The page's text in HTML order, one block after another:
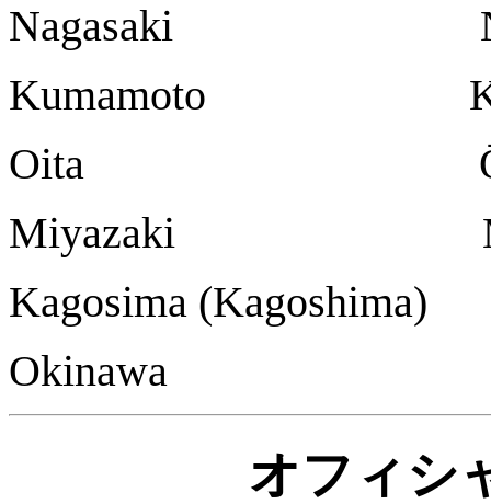
Nagasaki
Kumamoto
Oita
Miyazaki
Kagosima
Okinawa
オフィシ